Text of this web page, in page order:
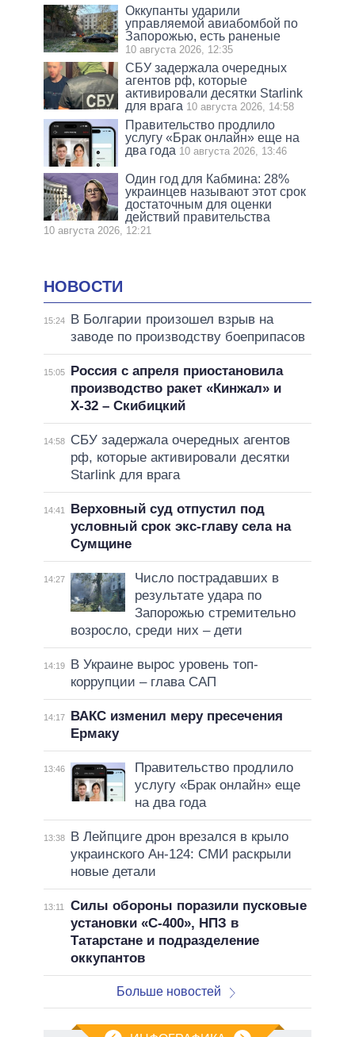
Оккупанты ударили
управляемой авиабомбой по
Запорожью, есть раненые
10 августа 2026, 12:35
СБУ задержала очередных
агентов рф, которые
активировали десятки Starlink
для врага 10 августа 2026, 14:58
Правительство продлило
услугу «Брак онлайн» еще на
два года 10 августа 2026, 13:46
Один год для Кабмина: 28%
украинцев называют этот срок
достаточным для оценки
действий правительства
10 августа 2026, 12:21
НОВОСТИ
15:24
В Болгарии произошел взрыв на
заводе по производству боеприпасов
15:05
Россия с апреля приостановила
производство ракет «Кинжал» и
Х-32 – Скибицкий
14:58
СБУ задержала очередных агентов
рф, которые активировали десятки
Starlink для врага
14:41
Верховный суд отпустил под
условный срок экс-главу села на
Сумщине
14:27
Число пострадавших в
результате удара по
Запорожью стремительно
возросло, среди них – дети
14:19
В Украине вырос уровень топ-
коррупции – глава САП
14:17
ВАКС изменил меру пресечения
Ермаку
13:46
Правительство продлило
услугу «Брак онлайн» еще
на два года
13:38
В Лейпциге дрон врезался в крыло
украинского Ан-124: СМИ раскрыли
новые детали
13:11
Силы обороны поразили пусковые
установки «С-400», НПЗ в
Татарстане и подразделение
оккупантов
Больше новостей